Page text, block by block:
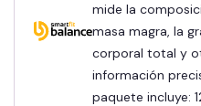
mide la
masa magra, la
corporal total y
información
paquete incluye: